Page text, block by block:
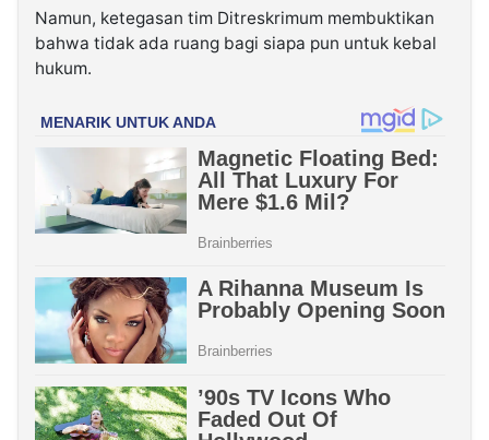
Namun, ketegasan tim Ditreskrimum membuktikan
bahwa tidak ada ruang bagi siapa pun untuk kebal
hukum.